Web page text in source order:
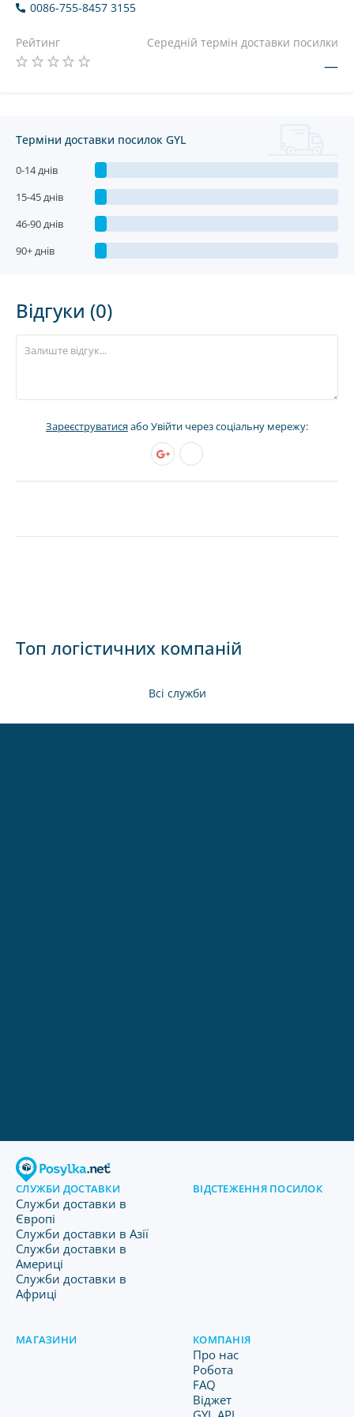
0086-755-8457 3155
Рейтинг Середній термін доставки посилки
—
Терміни доставки посилок GYL
0-14 днів
15-45 днів
46-90 днів
90+ днів
Відгуки (0)
Зареєструватисяабо Увійти через соціальну мережу:
Топ логістичних компаній
Всі служби
СЛУЖБИ ДОСТАВКИ
Служби доставки в
Європі
Служби доставки в Азії
Служби доставки в
Америці
Служби доставки в
Африці
ВІДСТЕЖЕННЯ ПОСИЛОК
МАГАЗИНИ КОМПАНІЯ
Про нас
Робота
FAQ
Віджет